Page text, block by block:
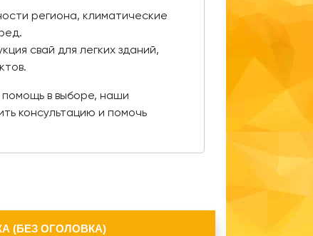
региона, климатические
свай для легких зданий,
помощь в выборе, наши
консультацию и помочь
(БЕЗ ОГОЛОВКА)